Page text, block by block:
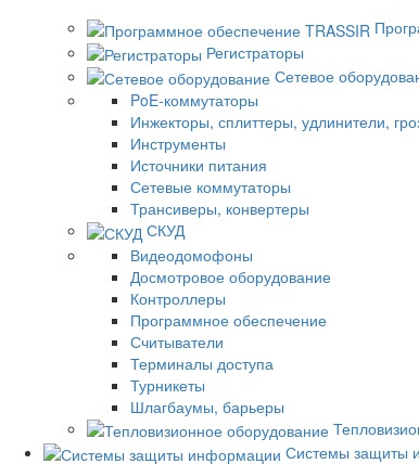
Регистраторы
Сетевое
PoE-коммутаторы
Инжекторы, сплиттеры, удлинители,
Инструменты
Источники питания
Сетевые коммутаторы
Трансиверы, конвертеры
СКУД
Видеодомофоны
Досмотровое оборудование
Контроллеры
Программное обеспечение
Считыватели
Терминалы доступа
Турникеты
Шлагбаумы, барьеры
Системы защиты